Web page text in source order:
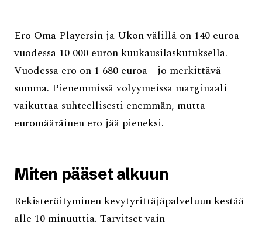
Ero Oma Playersin ja Ukon välillä on 140 euroa
vuodessa 10 000 euron kuukausilaskutuksella.
Vuodessa ero on 1 680 euroa - jo merkittävä
summa. Pienemmissä volyymeissa marginaali
vaikuttaa suhteellisesti enemmän, mutta
euromääräinen ero jää pieneksi.
Miten pääset alkuun
Rekisteröityminen kevytyrittäjäpalveluun kestää
alle 10 minuuttia. Tarvitset vain